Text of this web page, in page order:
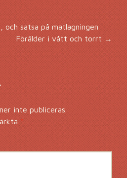
satsa på matlagningen
Förälder i vått och torrt →
inte publiceras.
*